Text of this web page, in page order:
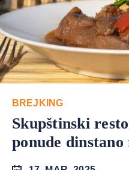
BREJKING
Skupštinski
ponude dinstano